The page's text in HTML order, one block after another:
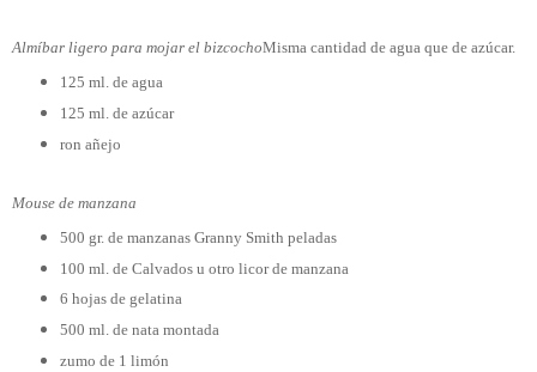
Almíbar ligero para mojar el bizcochoMisma cantidad de agua que de azúcar.
125 ml. de agua
125 ml. de azúcar
ron añejo
Mouse de manzana
500 gr. de manzanas Granny Smith peladas
100 ml. de Calvados u otro licor de manzana
6 hojas de gelatina
500 ml. de nata montada
zumo de 1 limón